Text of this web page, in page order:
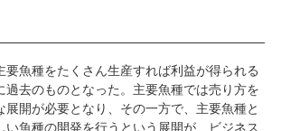
要魚種をたくさん生産すれば利益が得られる
過去のものとなった。主要魚種では売り方を
展開が必要となり、その一方で、主要魚種と
い魚種の開発を行うという展開が、ビジネス